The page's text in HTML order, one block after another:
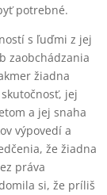
potrebné.
s ľuďmi z jej
zaobchádzania
žiadna
jej
a jej snaha
výpovedí a
že žiadna
práva
si, že príliš